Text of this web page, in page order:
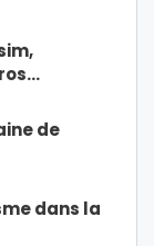
de
dans la